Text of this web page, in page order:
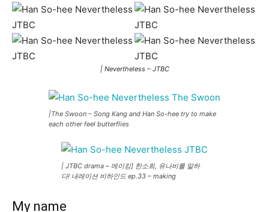
| Nevertheless – JTBC
|The Swoon – Song Kang and Han So-hee try to make
each other feel butterflies
| JTBC drama – 메이킹] 한소희, 유나비를 말하
다! 내레이션 비하인드 ep.33 – making
My name